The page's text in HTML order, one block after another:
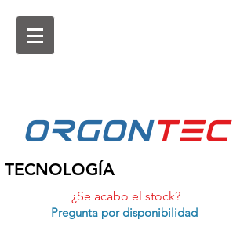
ORGONtEc
TECNOLOGÍA
¿Se acabo el stock?
Pregunta por disponibilidad